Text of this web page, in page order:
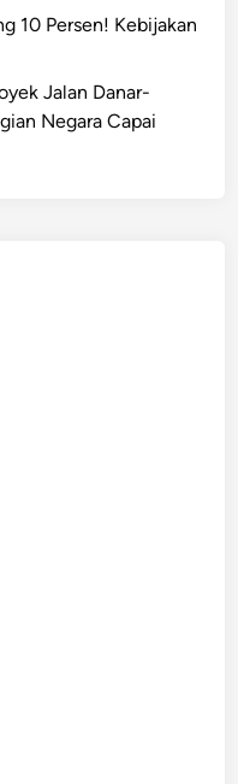
10 Persen! Kebijakan
Jalan Danar-
Negara Capai